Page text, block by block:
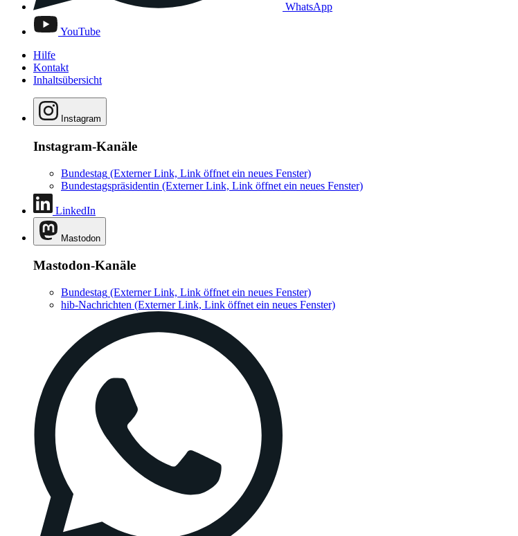
WhatsApp
YouTube
Hilfe
Kontakt
Inhaltsübersicht
Instagram
Instagram-Kanäle
Bundestag (Externer Link, Link öffnet ein neues Fenster)
Bundestagspräsidentin (Externer Link, Link öffnet ein neues Fenster)
LinkedIn
Mastodon
Mastodon-Kanäle
Bundestag (Externer Link, Link öffnet ein neues Fenster)
hib-Nachrichten (Externer Link, Link öffnet ein neues Fenster)